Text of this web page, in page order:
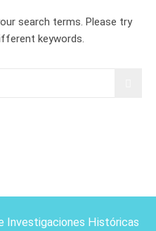
search terms. Please try
keywords.
Investigaciones Históricas